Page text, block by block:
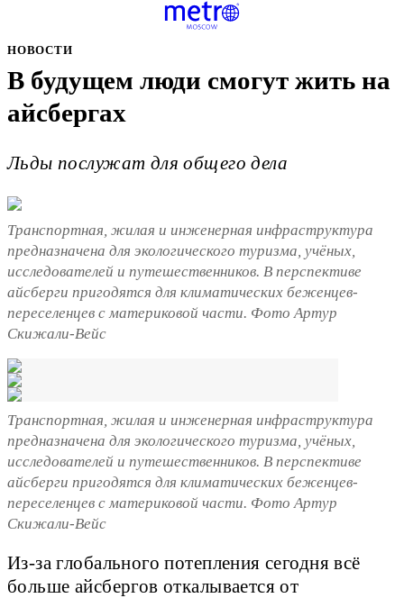
НОВОСТИ
В будущем люди смогут жить на
айсбергах
Льды послужат для общего дела
Транспортная, жилая и инженерная инфраструктура
предназначена для экологического туризма, учёных,
исследователей и путешественников. В перспективе
айсберги пригодятся для климатических беженцев-
переселенцев с материковой части. Фото Артур
Скижали-Вейс
Транспортная, жилая и инженерная инфраструктура
предназначена для экологического туризма, учёных,
исследователей и путешественников. В перспективе
айсберги пригодятся для климатических беженцев-
переселенцев с материковой части. Фото Артур
Скижали-Вейс
Из-за глобального потепления сегодня всё
больше айсбергов откалывается от